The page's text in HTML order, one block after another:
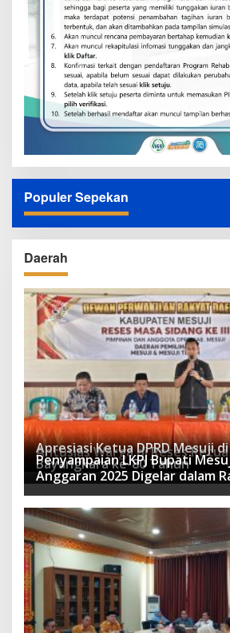
Populer Sepekan
Daerah
Antusias Warga di Reses Ketua
Apresiasi Ketua DPRD Mesuji
Bayangkara ke-80 Tahun
Penyampaian LKPJ Bupati
Anggaran 2025 Digelar dalam
DPRD